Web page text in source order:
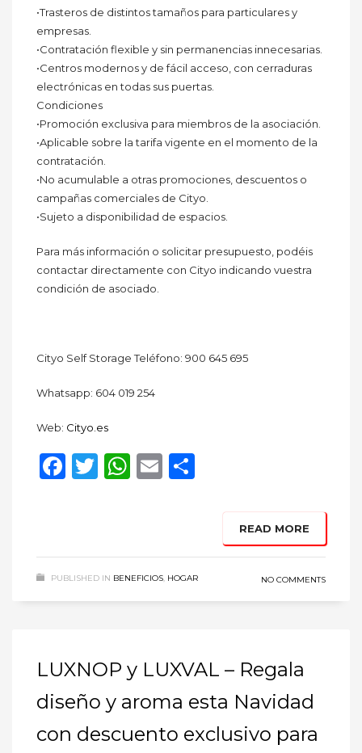
•Trasteros de distintos tamaños para particulares y
empresas.
•Contratación flexible y sin permanencias innecesarias.
•Centros modernos y de fácil acceso, con cerraduras
electrónicas en todas sus puertas.
Condiciones
•Promoción exclusiva para miembros de la asociación.
•Aplicable sobre la tarifa vigente en el momento de la
contratación.
•No acumulable a otras promociones, descuentos o
campañas comerciales de Cityo.
•Sujeto a disponibilidad de espacios.
Para más información o solicitar presupuesto, podéis
contactar directamente con Cityo indicando vuestra
condición de asociado.
Cityo Self Storage Teléfono: 900 645 695
Whatsapp: 604 019 254
Web: Cityo.es
Facebook
Twitter
WhatsApp
Email
READ MORE
PUBLISHED IN BENEFICIOS, HOGAR NO COMMENTS
LUXNOP y LUXVAL – Regala
diseño y aroma esta Navidad
con descuento exclusivo para